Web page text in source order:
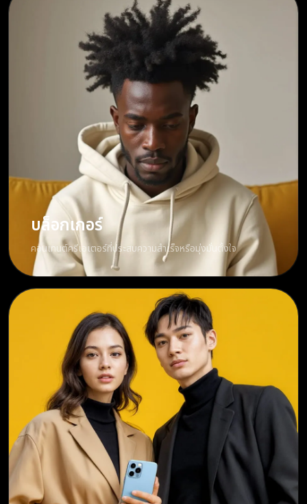
บล็อกเกอร์
คอนเทนต์ครีเอเตอร์ที่ประสบความสำเร็จหรือมุ่งมั่นตั้งใจ